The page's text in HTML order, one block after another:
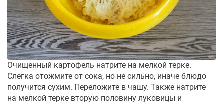
Очищенный картофель натрите на мелкой терке.
Слегка отожмите от сока, но не сильно, иначе блюдо
получится сухим. Переложите в чашу. Также натрите
на мелкой терке вторую половину луковицы и